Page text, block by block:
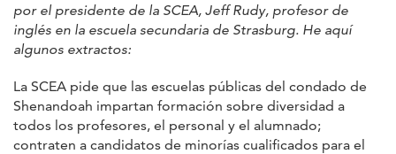
por el presidente de la SCEA, Jeff Rudy, profesor de
inglés en la escuela secundaria de Strasburg. He aquí
algunos extractos:
La SCEA pide que las escuelas públicas del condado de
Shenandoah impartan formación sobre diversidad a
todos los profesores, el personal y el alumnado;
contraten a candidatos de minorías cualificados para el